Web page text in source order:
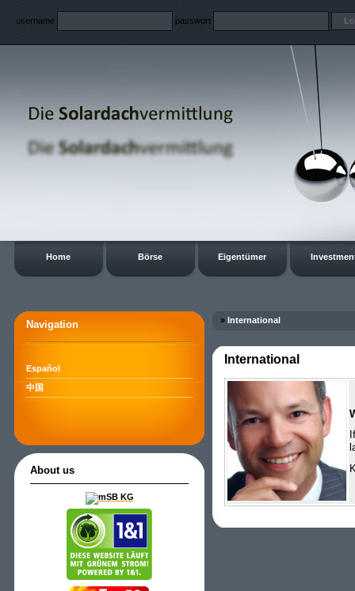
username passwort
Home Börse Eigentümer
Navigation
Español
中国
About us
» International
International